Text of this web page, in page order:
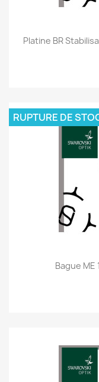
Platine BR
Bague ME
RUPTURE DE